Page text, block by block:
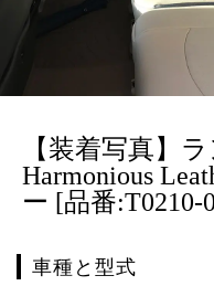
【装着写真】
Harmonious
ー [品番:T0210-
車種と型式